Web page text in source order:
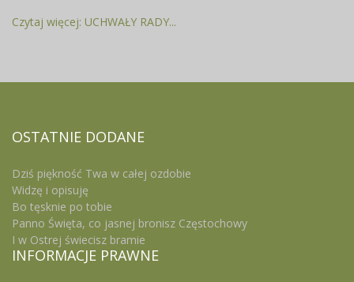
Czytaj więcej: UCHWAŁY RADY...
OSTATNIE DODANE
Dziś piękność Twa w całej ozdobie
Widzę i opisuję
Bo tęsknie po tobie
Panno Święta, co jasnej bronisz Częstochowy
I w Ostrej świecisz bramie
INFORMACJE PRAWNE